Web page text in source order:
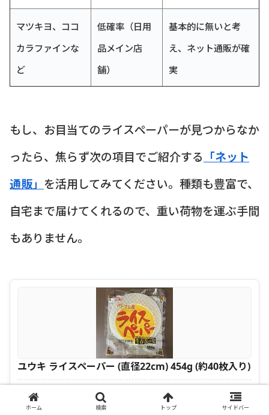
マツキヨ、ココ
カラファインな
ど
低確率（日用
品メイン店
舗）
基本的に無いと考
え、ネット通販が確
実
もし、お目当てのライスペーパーが見つからなか
ったら、焦らず次の項目でご紹介する 「ネット
通販」 を活用してみてください。種類も豊富で、
自宅まで届けてくれるので、重い荷物を運ぶ手間
もありません。
ユウキ ライスペーパー (直径22cm) 454g (約40枚入り)
＼ 只今タイムセール中 ／
ホーム 検索 トップ サイドバー